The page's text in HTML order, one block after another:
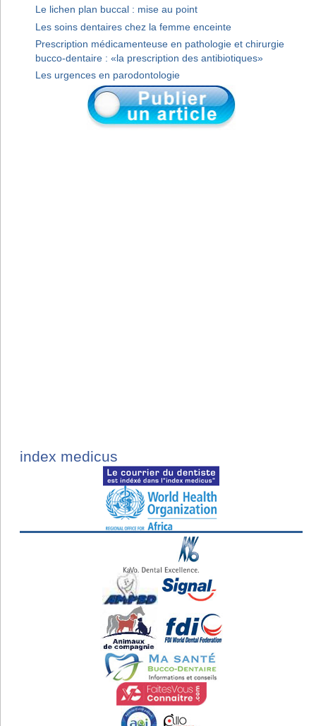
Le lichen plan buccal : mise au point
Les soins dentaires chez la femme enceinte
Prescription médicamenteuse en pathologie et chirurgie
bucco-dentaire : «la prescription des antibiotiques»
Les urgences en parodontologie
index medicus